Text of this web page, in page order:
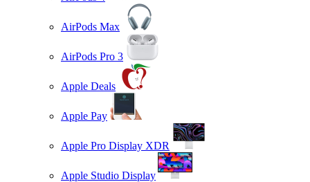
AirPods Max
AirPods Pro 3
Apple Deals
Apple Pay
Apple Pro Display XDR
Apple Studio Display